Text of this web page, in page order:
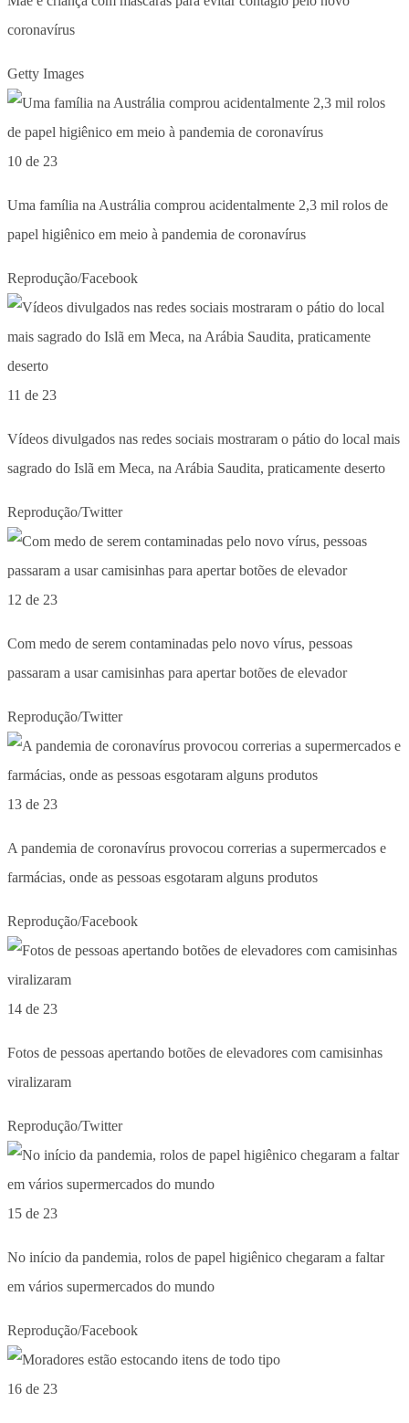
coronavírus
Getty Images
10 de 23
Uma família na Austrália comprou acidentalmente 2,3 mil rolos de
papel higiênico em meio à pandemia de coronavírus
Reprodução/Facebook
11 de 23
Vídeos divulgados nas redes sociais mostraram o pátio do local mais
sagrado do Islã em Meca, na Arábia Saudita, praticamente deserto
Reprodução/Twitter
12 de 23
Com medo de serem contaminadas pelo novo vírus, pessoas
passaram a usar camisinhas para apertar botões de elevador
Reprodução/Twitter
13 de 23
A pandemia de coronavírus provocou correrias a supermercados e
farmácias, onde as pessoas esgotaram alguns produtos
Reprodução/Facebook
14 de 23
Fotos de pessoas apertando botões de elevadores com camisinhas
viralizaram
Reprodução/Twitter
15 de 23
No início da pandemia, rolos de papel higiênico chegaram a faltar
em vários supermercados do mundo
Reprodução/Facebook
16 de 23